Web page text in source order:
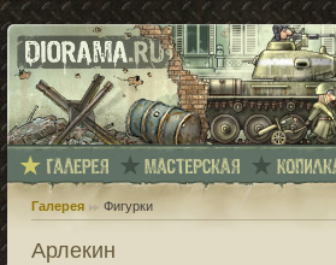
Галерея Фигурки
Арлекин